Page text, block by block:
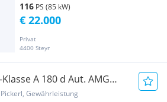
116 PS (85 kW)
Privat
4400 Steyr
€ 22.000
A 180 d Aut. AMG
Gewährleistung